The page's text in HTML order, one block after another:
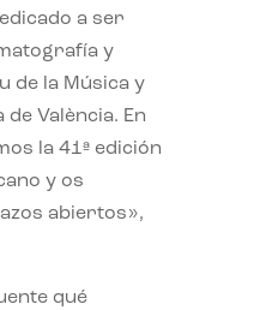
a ser
y
de la Música y
València. En
la 41ª edición
y os
abiertos»,
qué